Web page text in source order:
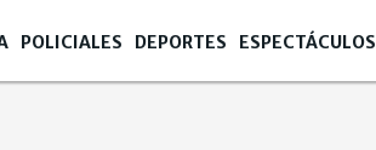
POLICIALES DEPORTES ESPECTÁCULOS